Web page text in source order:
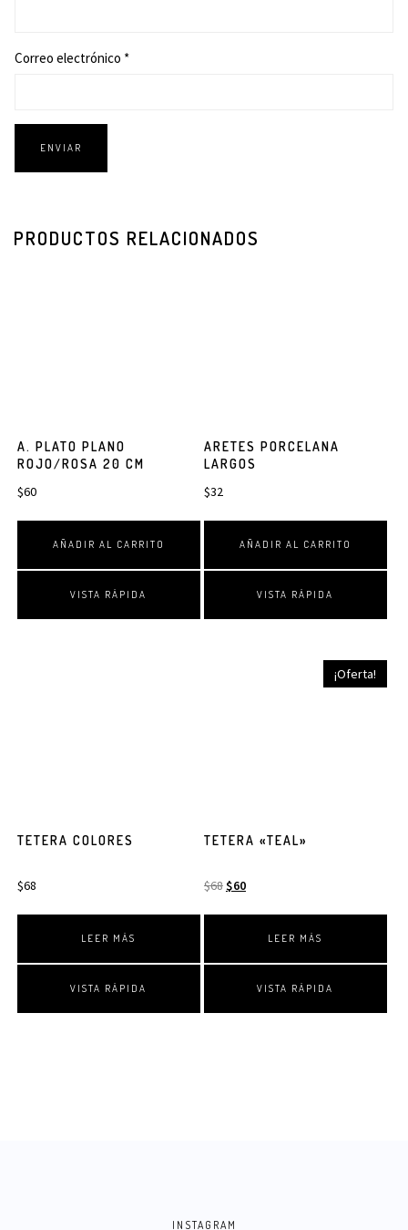
Correo electrónico *
PRODUCTOS RELACIONADOS
A. PLATO PLANO
ROJO/ROSA 20 CM
$60
AÑADIR AL CARRITO
VISTA RÁPIDA
ARETES PORCELANA
LARGOS
$32
AÑADIR AL CARRITO
VISTA RÁPIDA
TETERA COLORES
$68
LEER MÁS
VISTA RÁPIDA
¡Oferta!
TETERA «TEAL»
$68$60
LEER MÁS
VISTA RÁPIDA
INSTAGRAM